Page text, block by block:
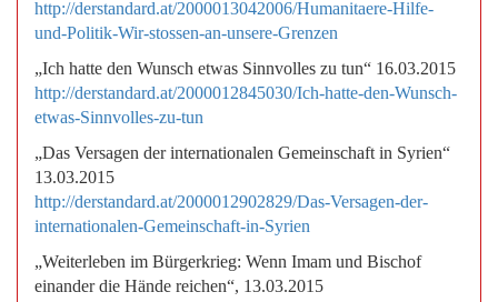
http://derstandard.at/2000013042006/Humanitaere-Hilfe-
und-Politik-Wir-stossen-an-unsere-Grenzen
„Ich hatte den Wunsch etwas Sinnvolles zu tun“ 16.03.2015
http://derstandard.at/2000012845030/Ich-hatte-den-Wunsch-
etwas-Sinnvolles-zu-tun
„Das Versagen der internationalen Gemeinschaft in Syrien“
13.03.2015
http://derstandard.at/2000012902829/Das-Versagen-der-
internationalen-Gemeinschaft-in-Syrien
„Weiterleben im Bürgerkrieg: Wenn Imam und Bischof
einander die Hände reichen“, 13.03.2015